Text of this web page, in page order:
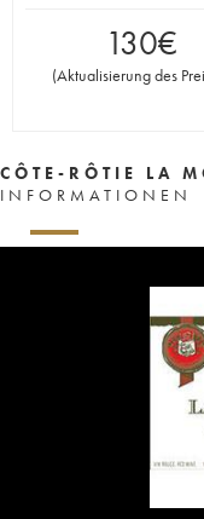
130€
(Aktualisierung des
CÔTE-RÔTIE LA
INFORMATIONEN